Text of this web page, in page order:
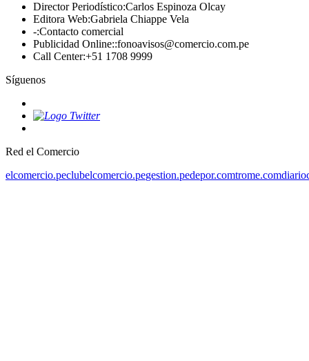
Director Periodístico:Carlos Espinoza Olcay
Editora Web:Gabriela Chiappe Vela
-:Contacto comercial
Publicidad Online::fonoavisos@comercio.com.pe
Call Center:+51 1708 9999
Síguenos
Red el Comercio
elcomercio.peclubelcomercio.pegestion.pedepor.comtrome.com